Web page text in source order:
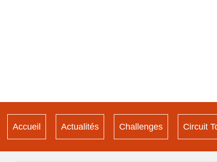
Accueil Actualités Challenges Circuit